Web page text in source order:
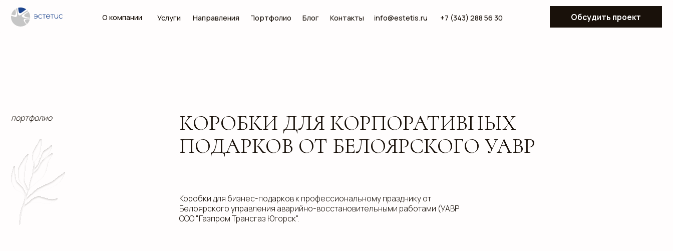
info@estetis.ru +7 (343) 288 56 30
Контакты
Блог
Портфолио
Направления
Услуги
О компании Обсудить проект
КОРОБКИ ДЛЯ КОРПОРАТИВНЫХ
ПОДАРКОВ ОТ БЕЛОЯРСКОГО УАВР
ООО "Газпром Трансгаз Югорск".